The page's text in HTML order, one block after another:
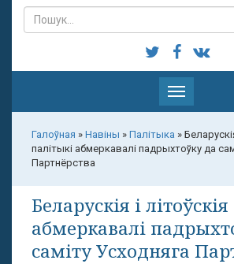
Паказаць
меню
Галоўная » Навіны » Палітыка »
палітыкі абмеркавалі падрыхтоўку да
Партнёрства
Беларускія і
абмеркавалі
саміту Усходняга